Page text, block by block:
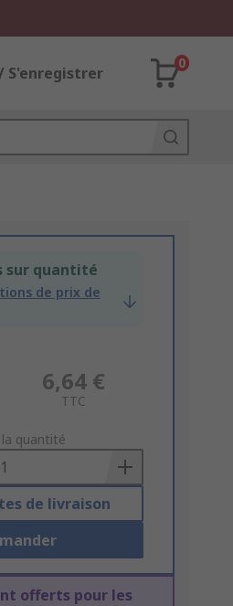
S'enregistrer
0
sur quantité
de prix de
6,64 €
TTC
quantité
de livraison
offerts pour les